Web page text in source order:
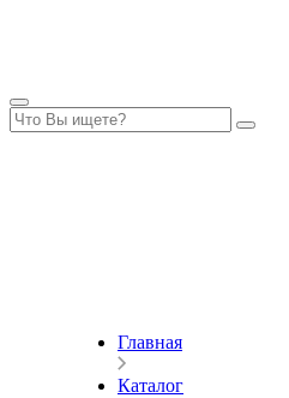
Главная
Каталог